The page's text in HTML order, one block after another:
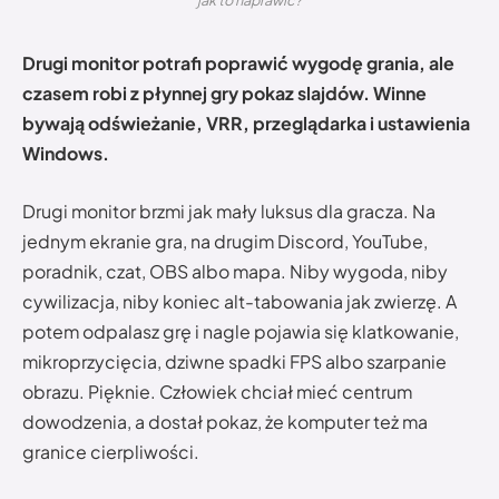
Drugi monitor potrafi poprawić wygodę grania, ale
czasem robi z płynnej gry pokaz slajdów. Winne
bywają odświeżanie, VRR, przeglądarka i ustawienia
Windows.
Drugi monitor brzmi jak mały luksus dla gracza. Na
jednym ekranie gra, na drugim Discord, YouTube,
poradnik, czat, OBS albo mapa. Niby wygoda, niby
cywilizacja, niby koniec alt-tabowania jak zwierzę. A
potem odpalasz grę i nagle pojawia się klatkowanie,
mikroprzycięcia, dziwne spadki FPS albo szarpanie
obrazu. Pięknie. Człowiek chciał mieć centrum
dowodzenia, a dostał pokaz, że komputer też ma
granice cierpliwości.